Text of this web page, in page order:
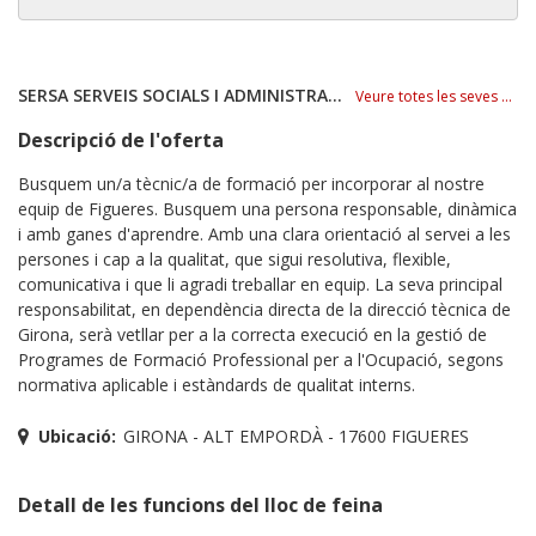
SERSA SERVEIS SOCIALS I ADMINISTRATIUS SCCL Veure totes les seves ofertes
Descripció de l'oferta
Busquem un/a tècnic/a de formació per incorporar al nostre
equip de Figueres. Busquem una persona responsable, dinàmica
i amb ganes d'aprendre. Amb una clara orientació al servei a les
persones i cap a la qualitat, que sigui resolutiva, flexible,
comunicativa i que li agradi treballar en equip. La seva principal
responsabilitat, en dependència directa de la direcció tècnica de
Girona, serà vetllar per a la correcta execució en la gestió de
Programes de Formació Professional per a l'Ocupació, segons
normativa aplicable i estàndards de qualitat interns.
Ubicació: GIRONA - ALT EMPORDÀ - 17600 FIGUERES
Detall de les funcions del lloc de feina